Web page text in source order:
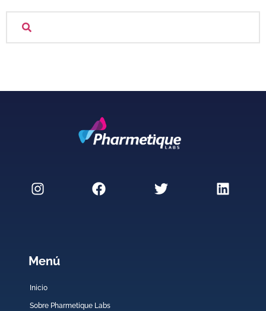
Menú
Inicio
Sobre Pharmetique Labs